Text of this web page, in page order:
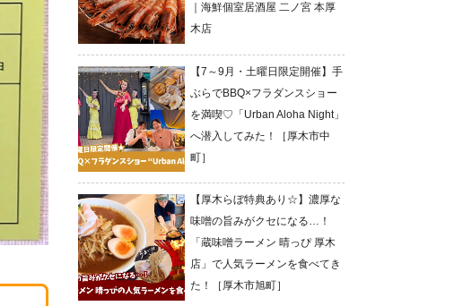
｜海鮮個室居酒屋 二ノ宮 本厚
木店
【7～9月・土曜日限定開催】手
ぶらでBBQ×フラダンスショー
を満喫♡「Urban Aloha Night」
へ潜入してみた！［厚木市中
町］
【厚木らぼ特典あり☆】濃厚な
味噌の旨みがクセになる…！
「蔵味噌ラーメン 晴っぴ 厚木
店」で人気ラーメンを食べてき
た！［厚木市旭町］